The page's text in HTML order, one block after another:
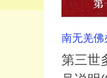
南无羌佛
第三世